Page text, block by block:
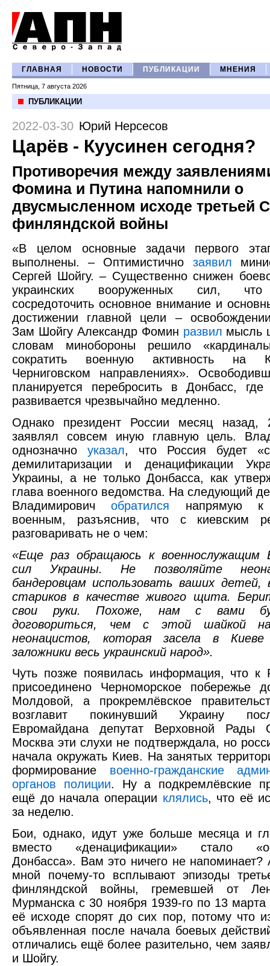
ГЛАВНАЯ НОВОСТИ ПУБЛИКАЦИИ МНЕНИЯ
Пятница, 7 августа 2026
ПУБЛИКАЦИИ
2022-03-30 Юрий Нерсесов
Царёв - Куусинен сегодня?
Противоречия между
Фомина и Путина напомнили о
двусмысленном исходе третьей
финляндской войны
«В целом основные задачи первого
выполнены. – Оптимистично заявил
Сергей Шойгу. – Существенно снижен
украинских вооруженных сил, что
сосредоточить основное внимание и
достижении главной цели –
Зам Шойгу Александр Фомин развил мысль
словам минобороны решило
сократить военную активность на
Черниговском направлениях».
планируется перебросить в Донбасс, где
развивается чрезвычайно медленно.
Однако президент России месяц назад,
заявлял совсем иную главную цель.
однозначно указал, что Россия будет
демилитаризации и денацификации
Украины, а не только Донбасса, как
глава военного ведомства. На следующий
Владимировичобратился напрямую к
военным, разъяснив, что с киевским
разговаривать не о чем:
«Еще раз обращаюсь к военнослужащим
сил Украины. Не позволяйте
бандеровцам использовать ваших
стариков в качестве живого щита.
свои руки. Похоже, нам с вами
договориться, чем с этой шайкой
неонацистов, которая засела в
заложники весь украинский народ».
Чуть позже появилась информация, что к
присоединено Черноморское побережье
Молдовой, а прокремлёвское
возглавит покинувший Украину
Евромайдана депутат Верховной Рады
Москва эти слухи не подтверждала, но
начала окружать Киев. На занятых
формирование военно-гражданские
органов полиции. Ну а подкремлёвские
ещё до начала операции клялись, что её
за неделю.
Бои, однако, идут уже больше месяца и
вместо «денацификации» стало
Донбасса». Вам это ничего не напоминает?
мной почему-то всплывают эпизоды
финляндской войны, гремевшей от
Мурманска с 30 ноября 1939-го по 13
её исходе спорят до сих пор, потому что
объявленная после начала боевых
отличались ещё более разительно, чем
и Шойгу.